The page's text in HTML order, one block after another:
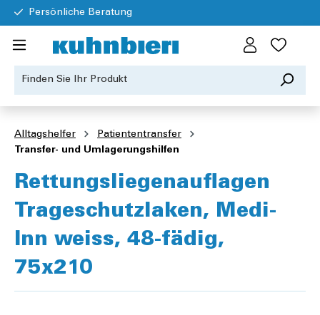
Persönliche Beratung
Alltagshelfer
Patiententransfer
Transfer- und Umlagerungshilfen
Rettungsliegenauflagen
Trageschutzlaken, Medi-
Inn weiss, 48-fädig,
75x210